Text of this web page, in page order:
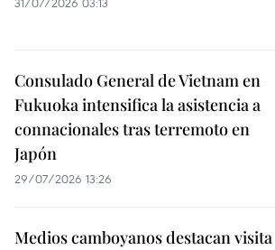
Consulado General de Vietnam en
Fukuoka intensifica la asistencia a
connacionales tras terremoto en
Japón
29/07/2026 13:26
Medios camboyanos destacan visita